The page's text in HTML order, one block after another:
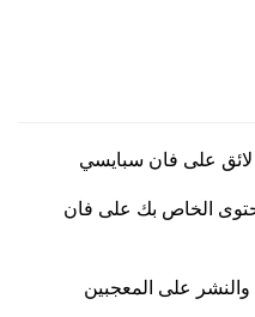
لائق على فان سبايسي
الخاص بك على فان